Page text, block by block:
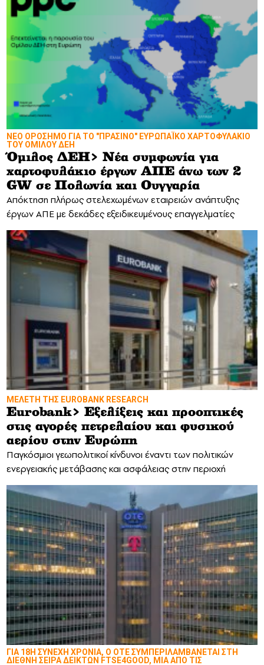
ΝΕΟ ΟΡΟΣΗΜΟ ΓΙΑ ΤΟ "ΠΡΑΣΙΝΟ" ΕΥΡΩΠΑΪΚΟ ΧΑΡΤΟΦΥΛΑΚΙΟ
ΤΟΥ ΟΜΙΛΟΥ ΔΕΗ
Όμιλος ΔΕΗ> Νέα συμφωνία για
χαρτοφυλάκιο έργων ΑΠΕ άνω των 2
GW σε Πολωνία και Ουγγαρία
Απόκτηση πλήρως στελεχωμένων εταιρειών ανάπτυξης
έργων ΑΠΕ με δεκάδες εξειδικευμένους επαγγελματίες
MΕΛΕΤΗ ΤΗΣ EUROBANK RESEARCH
Eurobank> Εξελίξεις και προοπτικές
στις αγορές πετρελαίου και φυσικού
αερίου στην Ευρώπη
Παγκόσμιοι γεωπολιτικοί κίνδυνοι έναντι των πολιτικών
ενεργειακής μετάβασης και ασφάλειας στην περιοχή
ΓΙΑ 18Η ΣΥΝΕΧΗ ΧΡΟΝΙΑ, Ο ΟΤΕ ΣΥΜΠΕΡΙΛΑΜΒΑΝΕΤΑΙ ΣΤΗ
ΔΙΕΘΝΗ ΣΕΙΡΑ ΔΕΙΚΤΩΝ FTSE4GOOD, ΜΙΑ ΑΠΟ ΤΙΣ